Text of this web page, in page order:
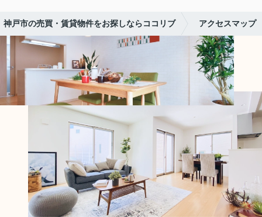
神戸市の売買・賃貸物件をお探しならココリブ アクセスマップ